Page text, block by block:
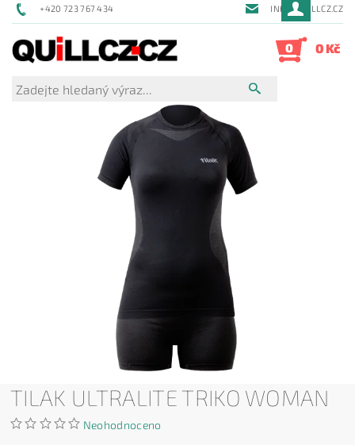
+420 723 767 434 INFO@QUILLCZ.CZ
0 0 Kč
TILAK ULTRALITE TRIKO WOMAN
Neohodnoceno